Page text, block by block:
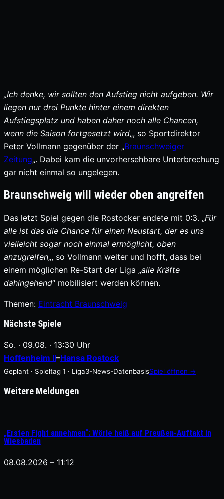
„Ich denke, wir sollten den Aufstieg nicht aufgeben. Wir
liegen nur drei Punkte hinter einem direkten
Aufstiegsplatz und haben daher noch alle Chancen,
wenn die Saison fortgesetzt wird„, so Sportdirektor
Peter Vollmann gegenüber der „Braunschweiger
Zeitung„. Dabei kam die unvorhersehbare Unterbrechung
gar nicht einmal so ungelegen.
Braunschweig will wieder oben angreifen
Das letzt Spiel gegen die Rostocker endete mit 0:3. „Für
alle ist das die Chance für einen Neustart, der es uns
vielleicht sogar noch einmal ermöglicht, oben
anzugreifen„, so Vollmann weiter und hofft, dass bei
einem möglichen Re-Start der Liga „alle Kräfte
dahingehend“ mobilisiert werden können.
Themen: Eintracht Braunschweig
Nächste Spiele
So. · 09.08. · 13:30 Uhr
Hoffenheim II–Hansa Rostock
Geplant · Spieltag 1 · Liga3-News-DatenbasisSpiel öffnen →
Weitere Meldungen
„Ersten Fight annehmen“: Wörle heiß auf Preußen-Auftakt in
Wiesbaden
08.08.2026 – 11:12